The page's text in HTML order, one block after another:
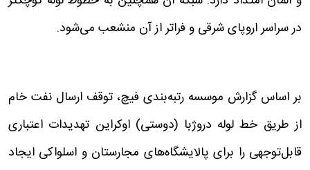
در سراسر اروپای شرقی و فراتر از آن منشعب می‌شود.
بر اساس گزارش موسسه رتبه‌بندی فیچ، توقف ارسال نفت خام
از طریق خط لوله دروژبا (دوستی) اوکراین تهدیدات اعتباری
قابل‌توجهی را برای پالایشگاه‌های مجارستان و اسلواکی ایجاد